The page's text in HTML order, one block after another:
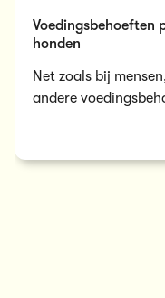
Voedingsbehoeften
honden
Net zoals bij
andere